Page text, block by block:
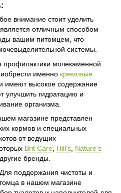
внимание стоит уделить
является отличным способом
вашим питомцем, что
системы.
профилактики мочекаменной
именно кремовые
имеют высокое содержание
улучшить гидратацию и
организма.
магазине представлен
кормов и специальных
от ведущих
Brit Care Hill's Nature's
бренды.
поддержания чистоты и
в нашем магазине